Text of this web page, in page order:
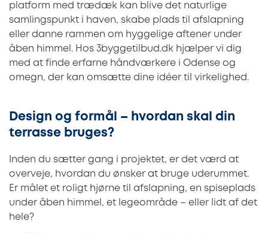
platform med trædæk kan blive det naturlige
samlingspunkt i haven, skabe plads til afslapning
eller danne rammen om hyggelige aftener under
åben himmel. Hos 3byggetilbud.dk hjælper vi dig
med at finde erfarne håndværkere i Odense og
omegn, der kan omsætte dine idéer til virkelighed.
Design og formål – hvordan skal din
terrasse bruges?
Inden du sætter gang i projektet, er det værd at
overveje, hvordan du ønsker at bruge uderummet.
Er målet et roligt hjørne til afslapning, en spiseplads
under åben himmel, et legeområde – eller lidt af det
hele?